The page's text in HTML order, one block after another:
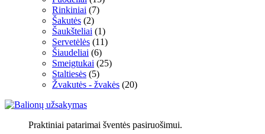
Rinkiniai (7)
Šakutės (2)
Šaukšteliai (1)
Servetėlės (11)
Šiaudeliai (6)
Smeigtukai (25)
Staltiesės (5)
Žvakutės - žvakės (20)
Praktiniai patarimai šventės pasiruošimui.